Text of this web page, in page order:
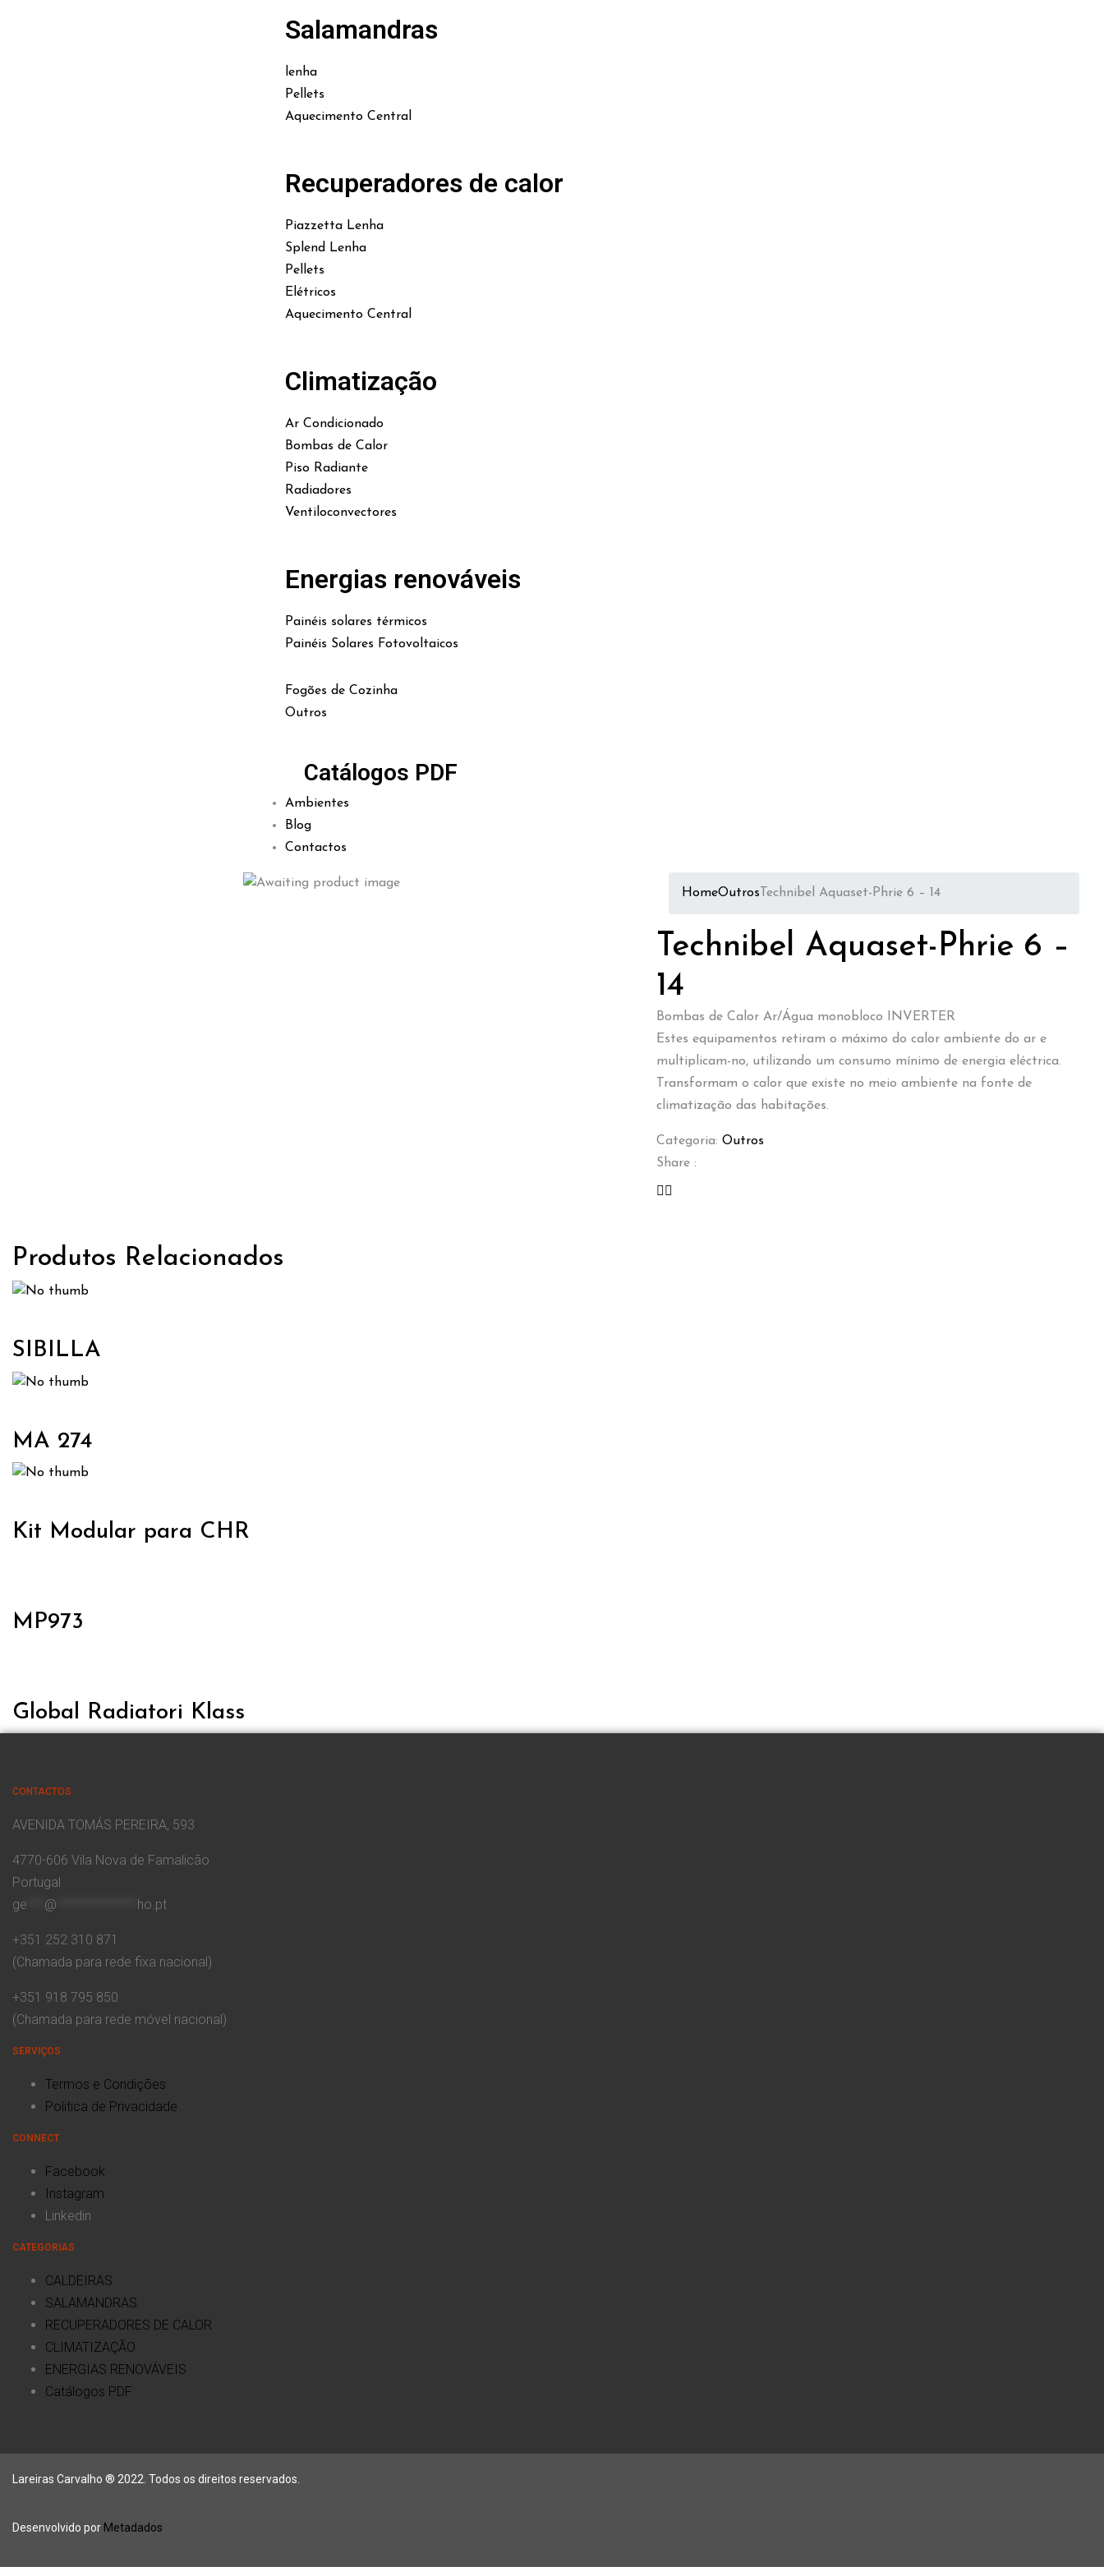
Salamandras
lenha
Pellets
Aquecimento Central
Recuperadores de calor
Piazzetta Lenha
Splend Lenha
Pellets
Elétricos
Aquecimento Central
Climatização
Ar Condicionado
Bombas de Calor
Piso Radiante
Radiadores
Ventiloconvectores
Energias renováveis
Painéis solares térmicos
Painéis Solares Fotovoltaicos
Fogões de Cozinha
Outros
Catálogos PDF
Ambientes
Blog
Contactos
HomeOutros Technibel Aquaset-Phrie 6 – 14
Technibel Aquaset-Phrie 6 –
14
Bombas de Calor Ar/Água monobloco INVERTER
Estes equipamentos retiram o máximo do calor ambiente do ar e
multiplicam-no, utilizando um consumo mínimo de energia eléctrica.
Transformam o calor que existe no meio ambiente na fonte de
climatização das habitações.
Categoria: Outros
Share :
Produtos Relacionados
SIBILLA
MA 274
Kit Modular para CHR
MP973
Global Radiatori Klass
CONTACTOS
AVENIDA TOMÁS PEREIRA, 593
4770-606 Vila Nova de Famalicão
Portugal
ge
@ ho.pt
+351 252 310 871
(Chamada para rede fixa nacional)
+351 918 795 850
(Chamada para rede móvel nacional)
SERVIÇOS
Termos e Condições
Politica de Privacidade
CONNECT
Facebook
Instagram
Linkedin
CATEGORIAS
CALDEIRAS
SALAMANDRAS
RECUPERADORES DE CALOR
CLIMATIZAÇÃO
ENERGIAS RENOVÁVEIS
Catálogos PDF
Lareiras Carvalho ® 2022. Todos os direitos reservados.
Desenvolvido por Metadados